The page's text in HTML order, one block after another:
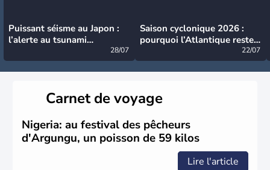
Puissant séisme au Japon :
l’alerte au tsunami
28/07
Saison cyclonique 2026 :
pourquoi l’Atlantique reste
22/07
Carnet de voyage
Nigeria: au festival des pêcheurs
d'Argungu, un poisson de 59 kilos
Lire l'article